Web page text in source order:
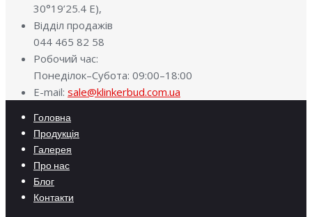
30°19’25.4 E),
Відділ продажів
044 465 82 58
Робочий час:
Понеділок–Субота: 09:00–18:00
E-mail: sale@klinkerbud.com.ua
Головна
Продукція
Галерея
Про нас
Блог
Контакти